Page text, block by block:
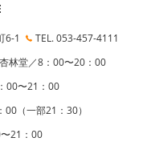
6-1
TEL. 053-457-4111
林堂／8：00〜20：00
00〜21：00
（一部21：30）
21：00